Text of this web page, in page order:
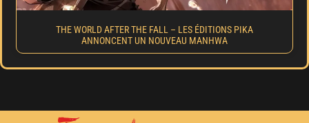
THE WORLD AFTER THE FALL – LES ÉDITIONS PIKA
ANNONCENT UN NOUVEAU MANHWA